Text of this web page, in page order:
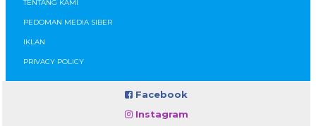
TENTANG KAMI
PEDOMAN MEDIA SIBER
IKLAN
PRIVACY POLICY
Facebook
Instagram